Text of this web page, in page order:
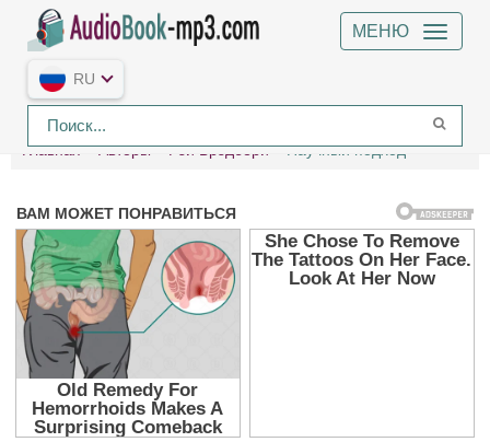
МЕНЮ
RU
Главная Авторы Рэй Брэдбери Научный подход